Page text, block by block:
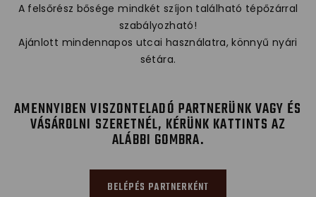
A felsőrész bősége mindkét szíjon található tépőzárral
szabályozható!
Ajánlott mindennapos utcai használatra, könnyű nyári
sétára.
AMENNYIBEN VISZONTELADÓ PARTNERÜNK VAGY ÉS
VÁSÁROLNI SZERETNÉL, KÉRÜNK KATTINTS AZ
ALÁBBI GOMBRA.
BELÉPÉS PARTNERKÉNT